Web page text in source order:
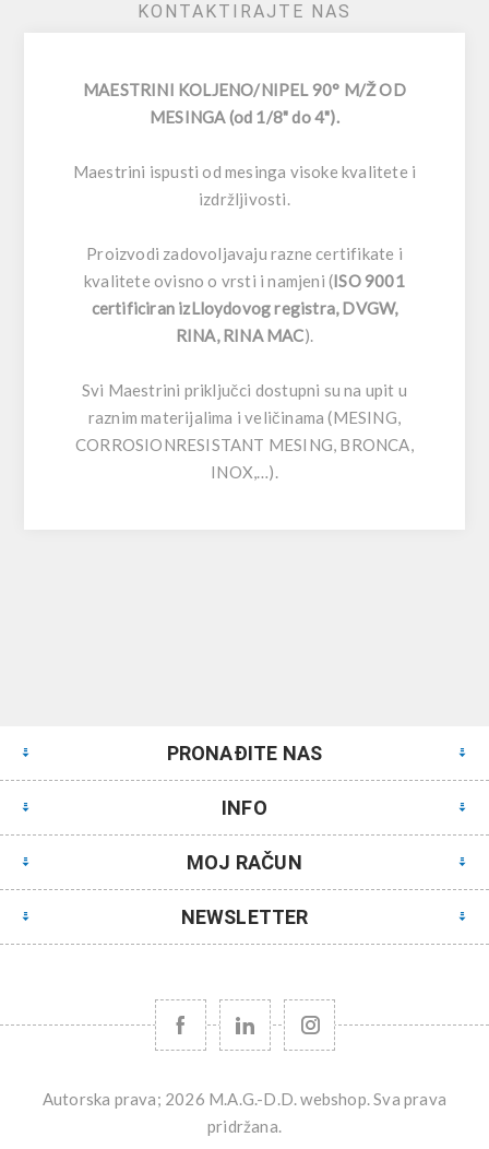
KONTAKTIRAJTE NAS
MAESTRINI KOLJENO/NIPEL 90° M/Ž OD
MESINGA (od 1/8" do 4").
Maestrini ispusti od mesinga visoke kvalitete i
izdržljivosti.
Proizvodi zadovoljavaju razne certifikate i
kvalitete ovisno o vrsti i namjeni (ISO 9001
certificiran izLloydovog registra, DVGW,
RINA, RINA MAC).
Svi Maestrini priključci dostupni su na upit u
raznim materijalima i veličinama (MESING,
CORROSIONRESISTANT MESING, BRONCA,
INOX,…).
PRONAĐITE NAS
INFO
MOJ RAČUN
NEWSLETTER
Autorska prava; 2026 M.A.G.-D.D. webshop. Sva prava
pridržana.